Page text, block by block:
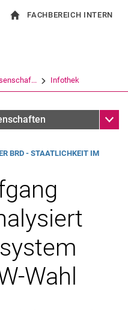
Springe direkt zu: Inhalt
Springe direkt zu: Suche
Springe direkt zu:
externen Link in einem
FACHBEREICH INTERN
Infothek
BRD - STAAT­LICH­KEIT IM
Wahl